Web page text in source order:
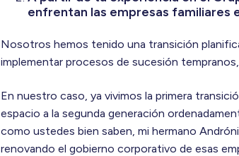
enfrentan las empresas familiares
Nosotros hemos tenido una transición
implementar procesos de sucesión
En nuestro caso, ya vivimos la primera
espacio a la segunda generación
como ustedes bien saben, mi hermano
renovando el gobierno corporativo de esas